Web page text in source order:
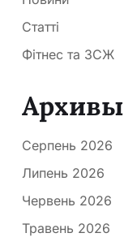
Статті
Фітнес та ЗСЖ
Архивы
Серпень 2026
Липень 2026
Червень 2026
Травень 2026